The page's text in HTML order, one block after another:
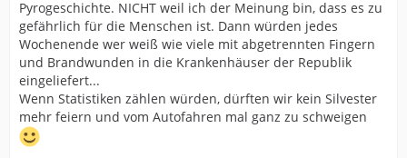
Pyrogeschichte. NICHT weil ich der Meinung bin, dass es zu
gefährlich für die Menschen ist. Dann würden jedes
Wochenende wer weiß wie viele mit abgetrennten Fingern
und Brandwunden in die Krankenhäuser der Republik
eingeliefert...
Wenn Statistiken zählen würden, dürften wir kein Silvester
mehr feiern und vom Autofahren mal ganz zu schweigen